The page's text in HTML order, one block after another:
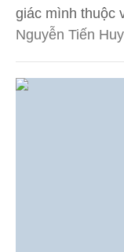
giác mình thuộc
Nguyễn Tiến Huy